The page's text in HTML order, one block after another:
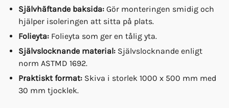
Självhäftande baksida: Gör monteringen smidig och
hjälper isoleringen att sitta på plats.
Folieyta: Folieyta som ger en tålig yta.
Självslocknande material: Självslocknande enligt
norm ASTMD 1692.
Praktiskt format: Skiva i storlek 1000 x 500 mm med
30 mm tjocklek.